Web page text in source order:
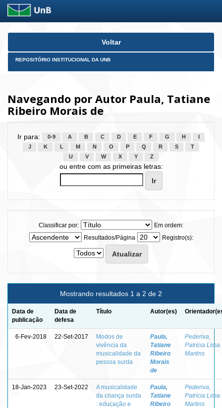
Skip
Voltar
REPOSITÓRIO INSTITUCIONAL DA UNB
Navegando por Autor Paula, Tatiane
Ribeiro Morais de
Ir para: 0-9 A B C D E F G H
J
K L M N O P Q R S
T
U
V W X Y Z
ou entre com as primeiras letras:
Classificar por:
Em ordem:
Resultados/Página
Registro(s):
Mostrando resultados 1 a 2 de 2
Data de
publicação
Data de
defesa
Título Autor(es)
6-Fev-2018 22-Set-2017
Modos de
vivência da
musicalidade da
pessoa surda
Paula,
Tatiane
Ribeiro
Morais
de
Pederiva,
Patrícia Lima
Martins
18-Jan-2023 23-Set-2022
A musicalidade
da criança surda
: educação e
Paula,
Tatiane
Ribeiro
Pederiva,
Patrícia Lima
Martins